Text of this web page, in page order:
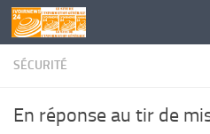
Skip to content
SÉCURITÉ
En réponse au tir de